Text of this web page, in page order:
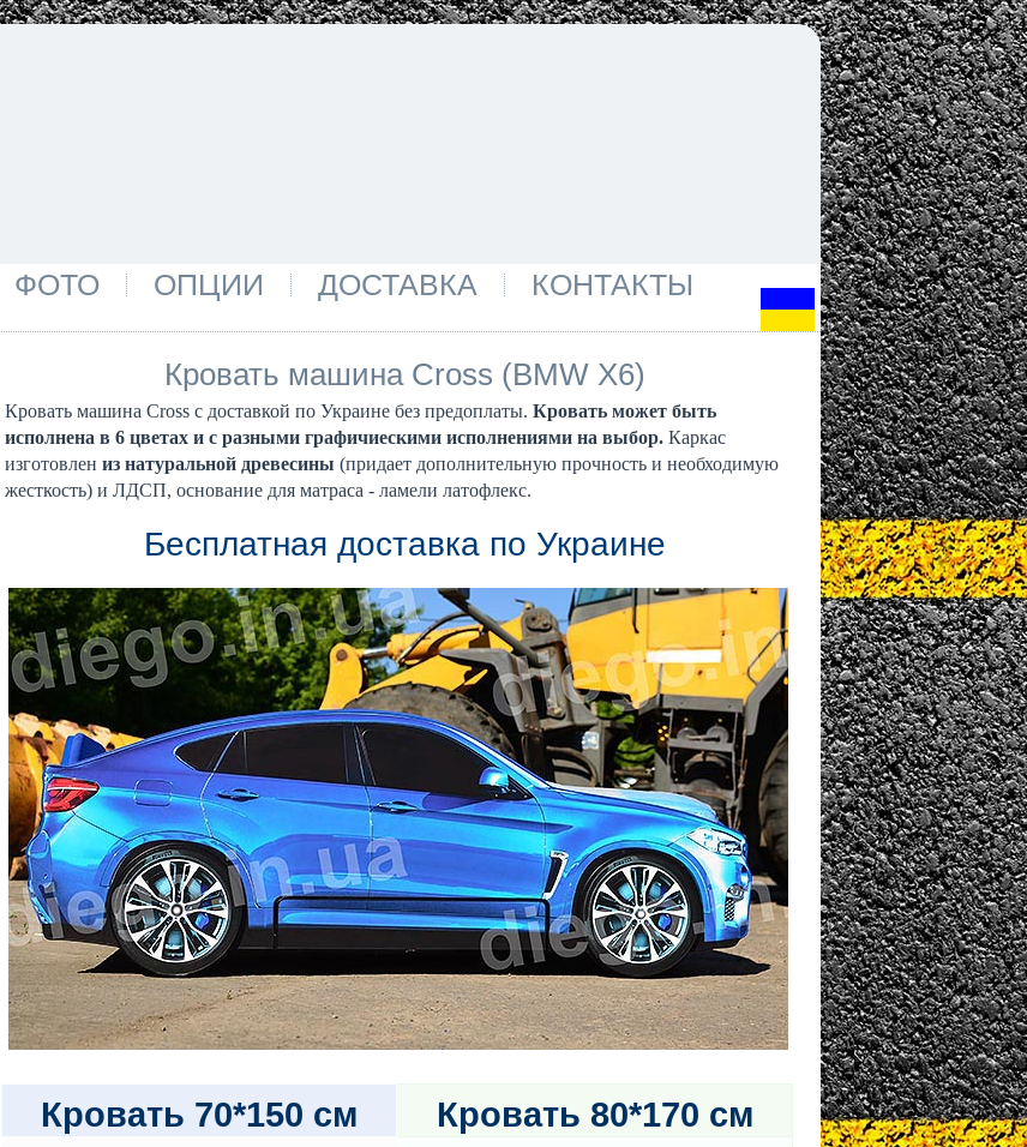
ФОТО ОПЦИИ ДОСТАВКА КОНТАКТЫ
Кровать машина Cross (BMW X6)
Кровать машина Cross с доставкой по Украине без предоплаты. Кровать может быть
исполнена в 6 цветах и с разными графичиескими исполнениями на выбор. Каркас
изготовлен из натуральной древесины (придает дополнительную прочность и необходимую
жесткость) и ЛДСП, основание для матраса - ламели латофлекс.
Бесплатная доставка по Украине
Кровать 70*150 см Кровать 80*170 см